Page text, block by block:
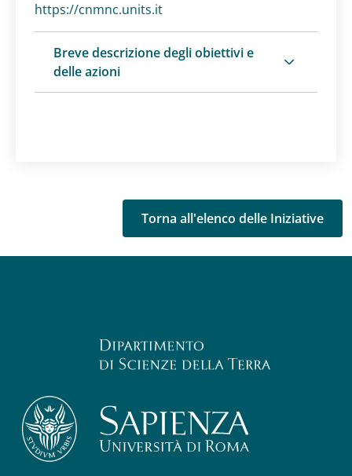
https://cnmnc.units.it
Breve descrizione degli obiettivi e
delle azioni
Torna all'elenco delle Iniziative